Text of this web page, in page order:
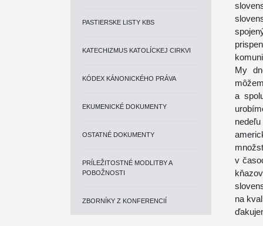
PASTIERSKE LISTY KBS
KATECHIZMUS KATOLÍCKEJ CIRKVI
KÓDEX KÁNONICKÉHO PRÁVA
EKUMENICKÉ DOKUMENTY
OSTATNÉ DOKUMENTY
PRÍLEŽITOSTNÉ MODLITBY A
POBOŽNOSTI
ZBORNÍKY Z KONFERENCIÍ
My
a
v
na